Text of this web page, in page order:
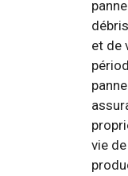
et de
vie